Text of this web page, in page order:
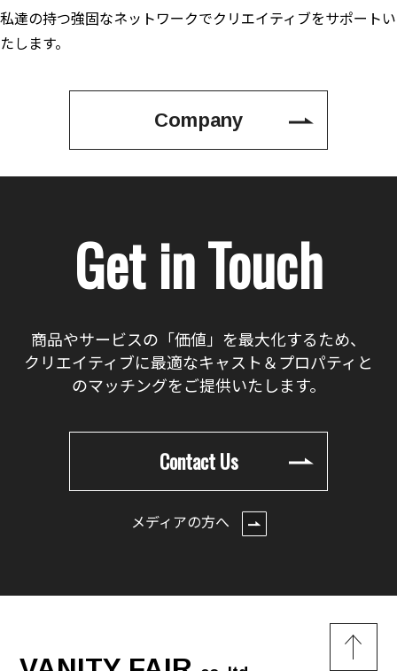
私達の持つ強固なネットワークでクリエイティブをサポートい
たします。
Company
Get in Touch
商品やサービスの「価値」を最大化するため、
クリエイティブに最適なキャスト＆プロパティと
のマッチングをご提供いたします。
Contact Us
メディアの方へ